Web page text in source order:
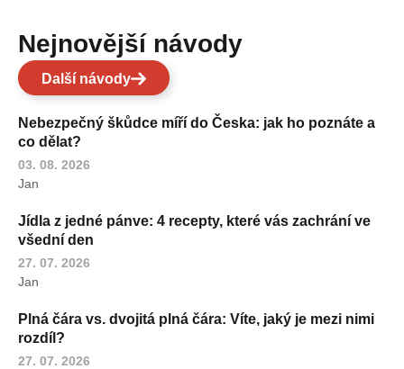
Nejnovější návody
Další návody
Nebezpečný škůdce míří do Česka: jak ho poznáte a
co dělat?
03. 08. 2026
Jan
Jídla z jedné pánve: 4 recepty, které vás zachrání ve
všední den
27. 07. 2026
Jan
Plná čára vs. dvojitá plná čára: Víte, jaký je mezi nimi
rozdíl?
27. 07. 2026